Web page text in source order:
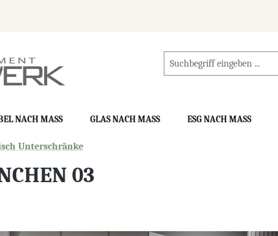
NACH MASS GLAS NACH MASS ESG NACH MASS
Unterschränke
03